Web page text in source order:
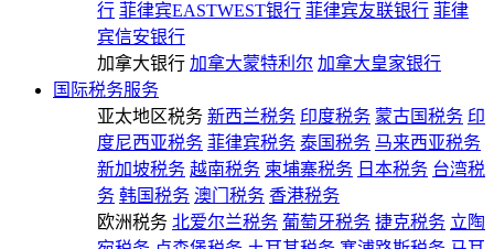
行 菲律宾EASTWEST银行 菲律宾友联银行 菲律
宾信安银行
加拿大银行 加拿大蒙特利尔 加拿大皇家银行
国际税务服务
亚太地区税务 新西兰税务 印度税务 蒙古国税务 印
度尼西亚税务 菲律宾税务 泰国税务 马来西亚税务
新加坡税务 越南税务 柬埔寨税务 日本税务 台湾税
务 韩国税务 澳门税务 香港税务
欧洲税务 北爱尔兰税务 葡萄牙税务 捷克税务 立陶